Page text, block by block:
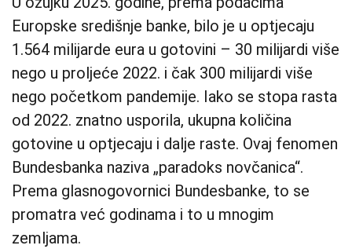
Europske središnje banke, bilo je u optjecaju
1.564 milijarde eura u gotovini – 30 milijardi više
nego u proljeće 2022. i čak 300 milijardi više
nego početkom pandemije. Iako se stopa rasta
od 2022. znatno usporila, ukupna količina
gotovine u optjecaju i dalje raste. Ovaj fenomen
Bundesbanka naziva „paradoks novčanica“.
Prema glasnogovornici Bundesbanke, to se
promatra već godinama i to u mnogim
zemljama.